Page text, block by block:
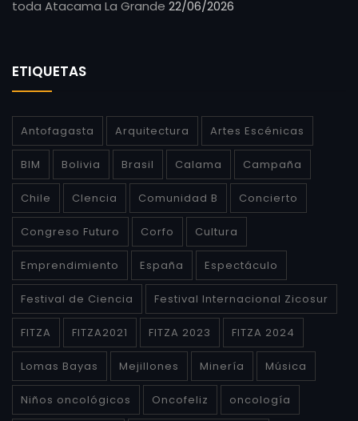
toda Atacama La Grande 22/06/2026
ETIQUETAS
Antofagasta Arquitectura Artes Escénicas
BIM Bolivia Brasil Calama Campaña
Chile CIencia Comunidad B Concierto
Congreso Futuro Corfo Cultura
Emprendimiento España Espectáculo
Festival de Ciencia Festival Internacional Zicosur
FITZA FITZA2021 FITZA 2023 FITZA 2024
Lomas Bayas Mejillones Minería Música
Niños oncológicos Oncofeliz oncología